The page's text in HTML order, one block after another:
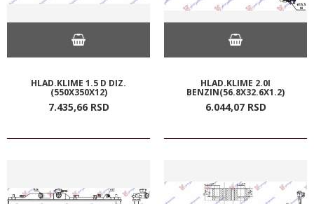
HLAD.KLIME 1.5 D DIZ.
(550X350X12)
7.435,66 RSD
HLAD.KLIME 2.0I
BENZIN(56.8X32.6X1.2)
6.044,07 RSD